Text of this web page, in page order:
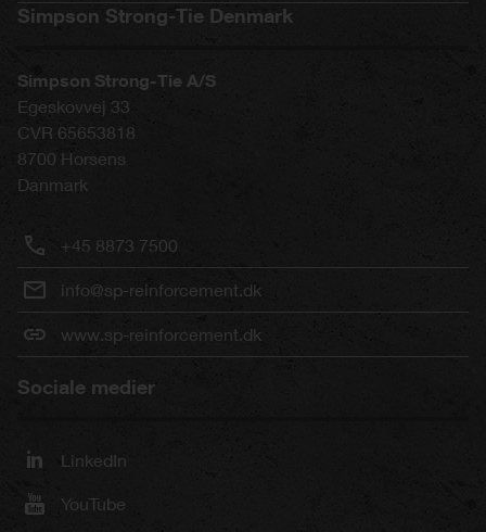
Simpson Strong-Tie Denmark
Simpson Strong-Tie A/S
Egeskovvej 33
CVR 65653818
8700 Horsens
Danmark
+45 8873 7500
info@sp-reinforcement.dk
www.sp-reinforcement.dk
Sociale medier
LinkedIn
YouTube